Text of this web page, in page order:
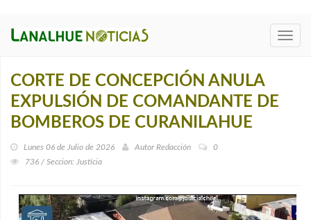
CORTE DE CONCEPCIÓN ANULA
EXPULSIÓN DE COMANDANTE DE
BOMBEROS DE CURANILAHUE
Lunes 06 de Julio de 2026 Autor Redacción
0
736 / Seccion: Justicia